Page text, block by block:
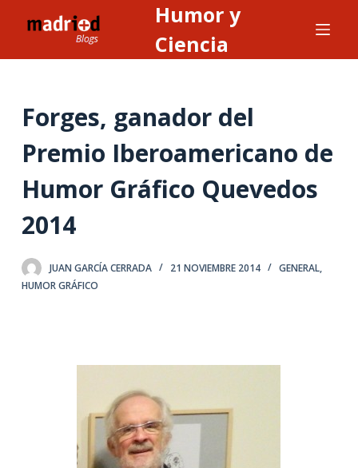
l
n
e
n
Humor y
Ciencia
Forges, ganador del
Premio Iberoamericano de
Humor Gráfico Quevedos
2014
JUAN GARCÍA CERRADA 21 NOVIEMBRE 2014 GENERAL,
HUMOR GRÁFICO